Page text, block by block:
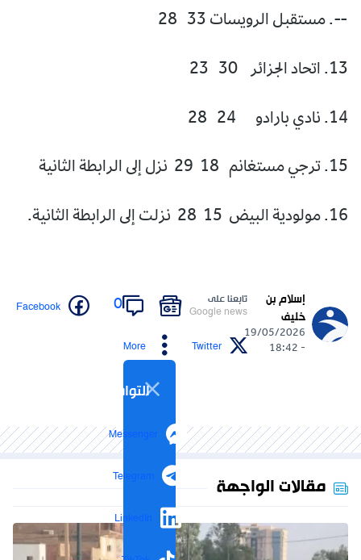
--. مستقبل الرويسات 33 28
13. اتحاد الجزائر 30 23
14. نادي بارادو 24 28
15. ترجي مستغانم 18 29 نزل إلى الرابطة الثانية
16. مولودية البيض 15 28 نزلت إلى الرابطة الثانية.
إسلام بن
خليف
19/05/2026
- 18:42
تابعنا على
Google news
0
Facebook
Twitter
More
التواصل الاجتماعي
Messenger
Telegram
LinkedIn
مقالات الواجهة